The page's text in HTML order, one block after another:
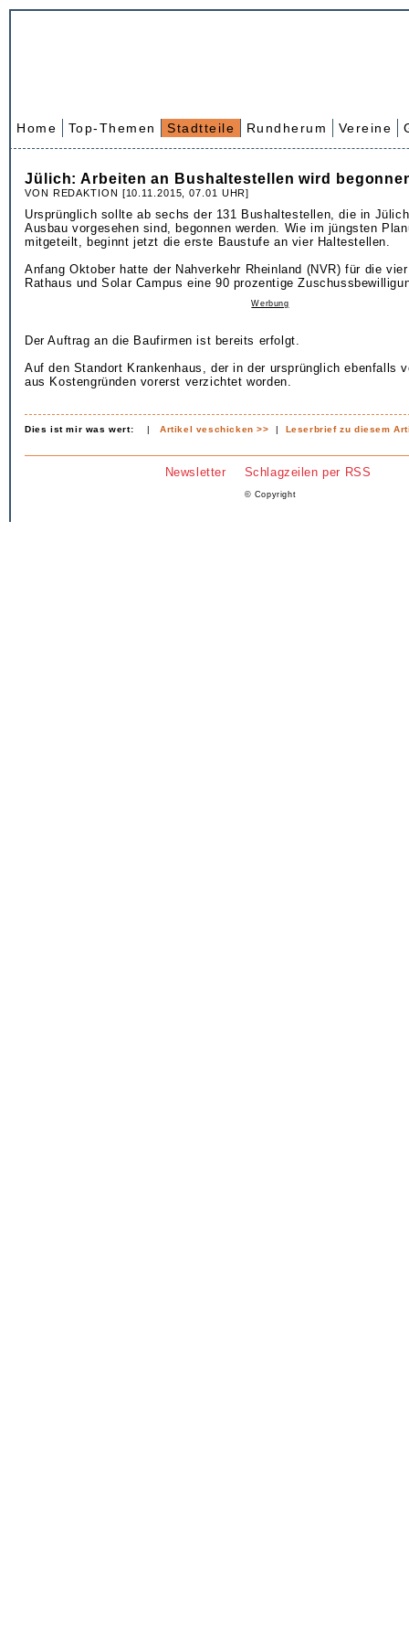
Home Top-Themen Stadtteile Rundherum Vereine
Jülich: Arbeiten an Bushaltestellen wird
VON REDAKTION [10.11.2015, 07.01 UHR]
Ursprünglich sollte ab sechs der 131 Bushaltestellen, die in
Ausbau vorgesehen sind, begonnen werden. Wie im jüngsten
mitgeteilt, beginnt jetzt die erste Baustufe an vier Haltestellen.
Anfang Oktober hatte der Nahverkehr Rheinland (NVR) für die
Rathaus und Solar Campus eine 90 prozentige
Werbung
Der Auftrag an die Baufirmen ist bereits erfolgt.
Auf den Standort Krankenhaus, der in der ursprünglich ebenfalls
aus Kostengründen vorerst verzichtet worden.
Dies ist mir was wert: |Artikel veschicken >> | Leserbrief zu diesem
Newsletter Schlagzeilen per RSS
© Copyright